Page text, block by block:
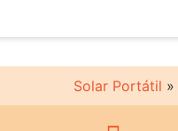
Solar Portátil »